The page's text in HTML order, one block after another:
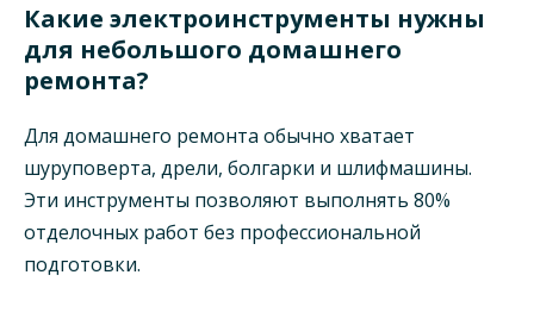
Какие электроинструменты нужны
для небольшого домашнего
ремонта?
Для домашнего ремонта обычно хватает
шуруповерта, дрели, болгарки и шлифмашины.
Эти инструменты позволяют выполнять 80%
отделочных работ без профессиональной
подготовки.